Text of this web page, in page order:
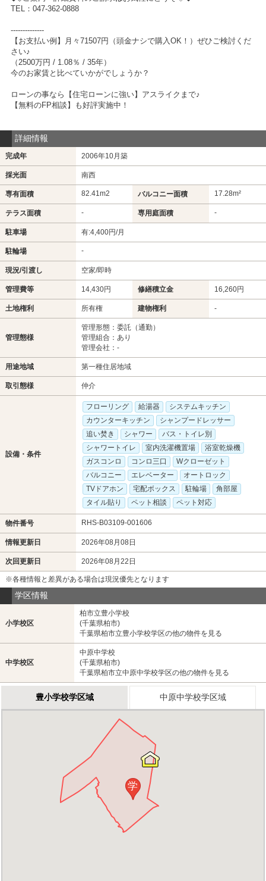
TEL：047-362-0888
--------------
【お支払い例】月々71507円（頭金ナシで購入OK！）ぜひご検討くだ
さい♪
（2500万円 / 1.08％ / 35年）
今のお家賃と比べていかがでしょうか？
ローンの事なら【住宅ローンに強い】アスライクまで♪
【無料のFP相談】も好評実施中！
詳細情報
完成年 2006年10月築
採光面 南西
専有面積 82.41m2 バルコニー面積 17.28m²
テラス面積 - 専用庭面積 -
駐車場 有:4,400円/月
駐輪場 -
現況/引渡し 空家/即時
管理費等 14,430円 修繕積立金 16,260円
土地権利 所有権 建物権利 -
管理態様
管理形態：委託（通勤）
管理組合：あり
管理会社：-
用途地域 第一種住居地域
取引態様 仲介
設備・条件
フローリング 給湯器
システムキッチン
カウンターキッチン
シャンプードレッサー
追い焚き
シャワー
バス・トイレ別
シャワートイレ
室内洗濯機置場
浴室乾燥機
ガスコンロ
コンロ三口
Wクローゼット
バルコニー
エレベーター
オートロック
TVドアホン
宅配ボックス 駐輪場
角部屋
タイル貼り
ペット相談 ペット対応
物件番号 RHS-B03109-001606
情報更新日 2026年08月08日
次回更新日 2026年08月22日
※各種情報と差異がある場合は現況優先となります
学区情報
小学校区
柏市立豊小学校
(千葉県柏市)
千葉県柏市立豊小学校学区の他の物件を見る
中学校区
中原中学校
(千葉県柏市)
千葉県柏市立中原中学校学区の他の物件を見る
豊小学校学区域 中原中学校学区域
学